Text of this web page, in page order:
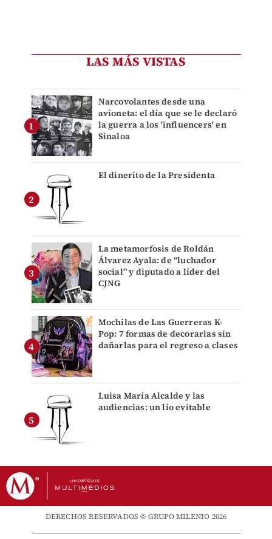
LAS MÁS VISTAS
Narcovolantes desde una
avioneta: el día que se le declaró
la guerra a los 'influencers' en
Sinaloa
El dinerito de la Presidenta
La metamorfosis de Roldán
Álvarez Ayala: de “luchador
social” y diputado a líder del
CJNG
Mochilas de Las Guerreras K-
Pop: 7 formas de decorarlas sin
dañarlas para el regreso a clases
Luisa María Alcalde y las
audiencias: un lío evitable
DERECHOS RESERVADOS © GRUPO MILENIO 2026